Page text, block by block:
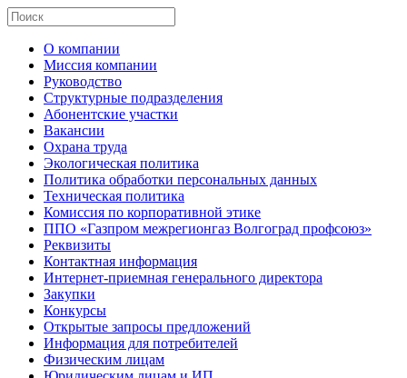
О компании
Миссия компании
Руководство
Структурные подразделения
Абонентские участки
Вакансии
Охрана труда
Экологическая политика
Политика обработки персональных данных
Техническая политика
Комиссия по корпоративной этике
ППО «Газпром межрегионгаз Волгоград профсоюз»
Реквизиты
Контактная информация
Интернет-приемная генерального директора
Закупки
Конкурсы
Открытые запросы предложений
Информация для потребителей
Физическим лицам